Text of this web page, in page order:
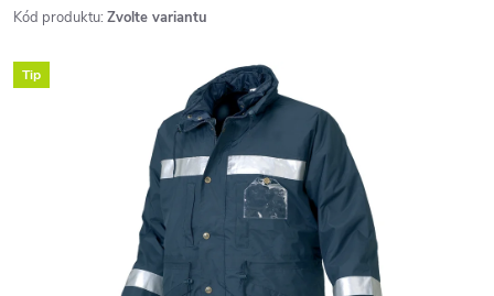
Kód produktu: Zvolte variantu
Tip